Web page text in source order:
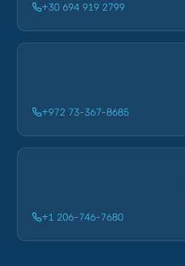
+30 694 919 2799
+972 73-367-8685
+1 206-746-7680